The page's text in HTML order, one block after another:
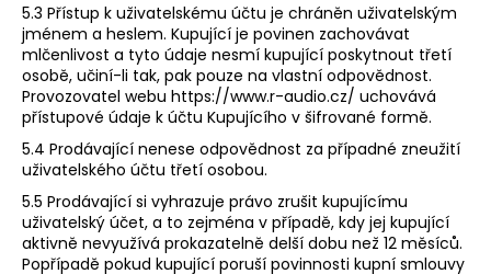
5.3 Přístup k uživatelskému účtu je chráněn uživatelským
jménem a heslem. Kupující je povinen zachovávat
mlčenlivost a tyto údaje nesmí kupující poskytnout třetí
osobě, učiní-li tak, pak pouze na vlastní odpovědnost.
Provozovatel webu https://www.r-audio.cz/​ uchovává
přístupové údaje k účtu Kupujícího v šifrované formě.
5.4 Prodávající nenese odpovědnost za případné zneužití
uživatelského účtu třetí osobou.
5.5 Prodávající si vyhrazuje právo zrušit kupujícímu
uživatelský účet, a to zejména v případě, kdy jej kupující
aktivně nevyužívá prokazatelně delší dobu než 12 měsíců.
Popřípadě pokud kupující poruší povinnosti kupní smlouvy